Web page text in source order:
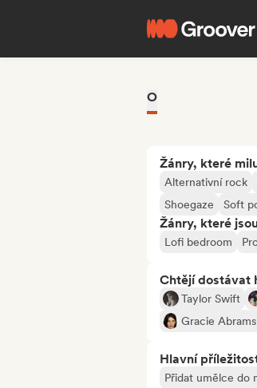
O
Žánry, které
Alternativní rock
Shoegaze
Soft
Žánry, které
Lofi bedroom
Chtějí dostávat
Taylor Swift
Gracie Abrams
Hlavní
Přidat umělce do